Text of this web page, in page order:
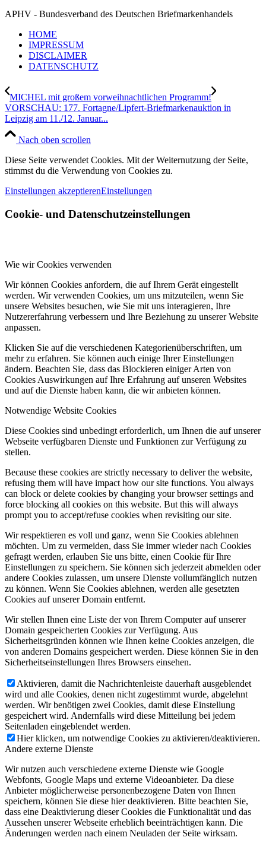
APHV - Bundesverband des Deutschen Briefmarkenhandels
HOME
IMPRESSUM
DISCLAIMER
DATENSCHUTZ
MICHEL mit großem vorweihnachtlichen Programm!
VORSCHAU: 177. Fortagne/Lipfert-Briefmarkenauktion in
Leipzig am 11./12. Januar...
Nach oben scrollen
Diese Seite verwendet Cookies. Mit der Weiternutzung der Seite,
stimmst du die Verwendung von Cookies zu.
Einstellungen akzeptierenEinstellungen
Cookie- und Datenschutzeinstellungen
Wie wir Cookies verwenden
Wir können Cookies anfordern, die auf Ihrem Gerät eingestellt
werden. Wir verwenden Cookies, um uns mitzuteilen, wenn Sie
unsere Websites besuchen, wie Sie mit uns interagieren, Ihre
Nutzererfahrung verbessern und Ihre Beziehung zu unserer Website
anpassen.
Klicken Sie auf die verschiedenen Kategorienüberschriften, um
mehr zu erfahren. Sie können auch einige Ihrer Einstellungen
ändern. Beachten Sie, dass das Blockieren einiger Arten von
Cookies Auswirkungen auf Ihre Erfahrung auf unseren Websites
und auf die Dienste haben kann, die wir anbieten können.
Notwendige Website Cookies
Diese Cookies sind unbedingt erforderlich, um Ihnen die auf unserer
Webseite verfügbaren Dienste und Funktionen zur Verfügung zu
stellen.
Because these cookies are strictly necessary to deliver the website,
refusing them will have impact how our site functions. You always
can block or delete cookies by changing your browser settings and
force blocking all cookies on this website. But this will always
prompt you to accept/refuse cookies when revisiting our site.
Wir respektieren es voll und ganz, wenn Sie Cookies ablehnen
möchten. Um zu vermeiden, dass Sie immer wieder nach Cookies
gefragt werden, erlauben Sie uns bitte, einen Cookie für Ihre
Einstellungen zu speichern. Sie können sich jederzeit abmelden oder
andere Cookies zulassen, um unsere Dienste vollumfänglich nutzen
zu können. Wenn Sie Cookies ablehnen, werden alle gesetzten
Cookies auf unserer Domain entfernt.
Wir stellen Ihnen eine Liste der von Ihrem Computer auf unserer
Domain gespeicherten Cookies zur Verfügung. Aus
Sicherheitsgründen können wie Ihnen keine Cookies anzeigen, die
von anderen Domains gespeichert werden. Diese können Sie in den
Sicherheitseinstellungen Ihres Browsers einsehen.
Aktivieren, damit die Nachrichtenleiste dauerhaft ausgeblendet
wird und alle Cookies, denen nicht zugestimmt wurde, abgelehnt
werden. Wir benötigen zwei Cookies, damit diese Einstellung
gespeichert wird. Andernfalls wird diese Mitteilung bei jedem
Seitenladen eingeblendet werden.
Hier klicken, um notwendige Cookies zu aktivieren/deaktivieren.
Andere externe Dienste
Wir nutzen auch verschiedene externe Dienste wie Google
Webfonts, Google Maps und externe Videoanbieter. Da diese
Anbieter möglicherweise personenbezogene Daten von Ihnen
speichern, können Sie diese hier deaktivieren. Bitte beachten Sie,
dass eine Deaktivierung dieser Cookies die Funktionalität und das
Aussehen unserer Webseite erheblich beeinträchtigen kann. Die
Änderungen werden nach einem Neuladen der Seite wirksam.